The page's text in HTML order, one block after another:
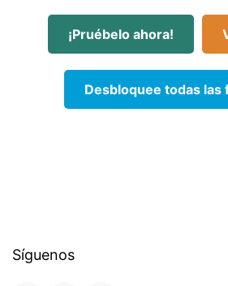
¡Pruébelo ahora!
Desbloquee todas las
Síguenos